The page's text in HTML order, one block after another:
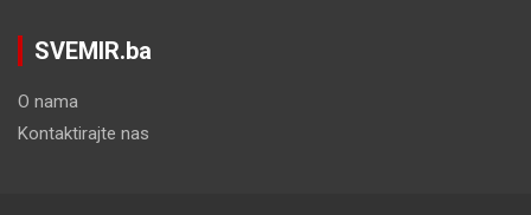
SVEMIR.ba
O nama
Kontaktirajte nas